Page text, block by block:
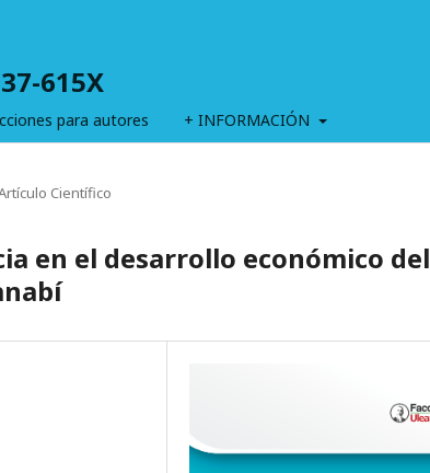
615X
para autores + INFORMACIÓN
Científico
en el desarrollo económico del